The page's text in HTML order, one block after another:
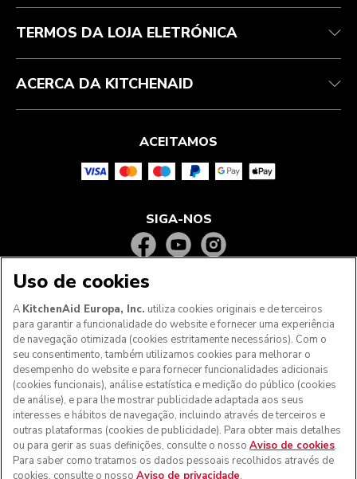
Perguntas frequentes
ODR
TERMOS DA LOJA ELETRÓNICA
ACERCA DA KITCHENAID
ACEITAMOS
SIGA-NOS
Aos clientes nos Açores, Madeira e outros territórios
portugueses: Por favor, contacte a nossa equipa de Apoio
ao Cliente para efetuar a sua encomenda, de forma a
podermos fornecer os custos de envio exatos e aplicar a
taxa de IVA correta
Uso de cookies
A KitchenAid Europa, Inc. utiliza cookies originais e de terceiros
para garantir a funcionalidade do website e fornecer uma experiência
de navegação otimizada (cookies estritamente necessários). Com o
seu consentimento, também utilizamos cookies para melhorar o
desempenho do website e para fornecer funcionalidades adicionais
(cookies funcionais), análise estatística e medição do público (cookies
de análise), e para lhe mostrar publicidade adaptada aos seus
interesses e hábitos de navegação, incluindo através de terceiros e
outras plataformas (cookies de publicidade). Para obter mais detalhes
ou para gerir as suas definições, consulte o nosso Aviso de cookies.
Para saber como tratamos os dados pessoais recolhidos através de